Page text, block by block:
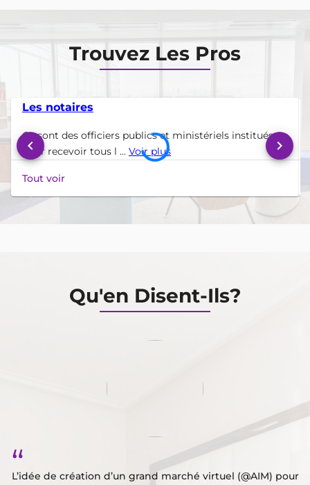
Trouvez Les Pros
Les notaires
Ce sont des officiers publics et ministériels institués
pour recevoir tous l ... Voir plus
Tout voir
keyboard_arrow_left keyboard_arrow_right
Qu'en Disent-Ils?
“
L’idée de création d’un grand marché virtuel (@AIM) pour